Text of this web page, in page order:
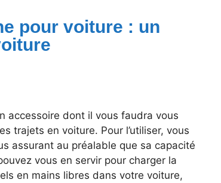
pour voiture : un
accessoire dont il vous faudra vous
trajets en voiture. Pour l’utiliser, vous
assurant au préalable que sa capacité
vous en servir pour charger la
en mains libres dans votre voiture,